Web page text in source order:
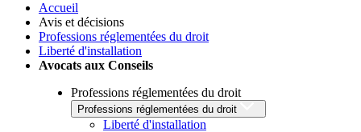
Accueil
Avis et décisions
Professions réglementées du droit
Liberté d'installation
Avocats aux Conseils
Professions réglementées du droit
Professions réglementées du droit
Liberté d'installation